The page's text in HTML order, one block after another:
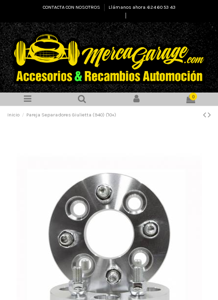
CONTACTA CON NOSOTROS
Llámanos ahora: 624 60 53 43
0
Inicio Pareja Separadores Giulietta (940) ('10+)